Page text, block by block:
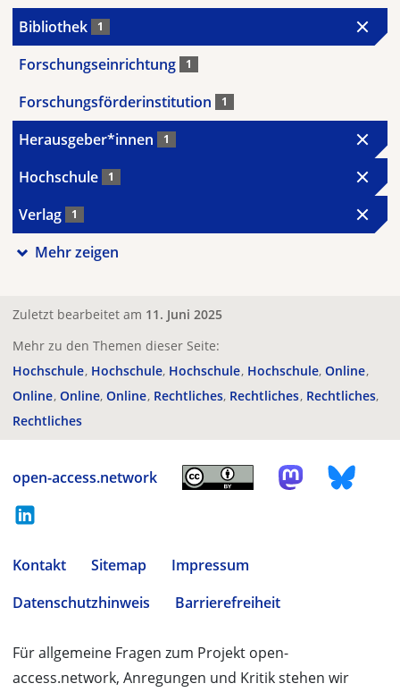
Bibliothek 1
Forschungseinrichtung 1
Forschungsförderinstitution 1
Herausgeber*innen 1
Hochschule 1
Verlag 1
Mehr zeigen
Zuletzt bearbeitet am 11. Juni 2025
Mehr zu den Themen dieser Seite:
Hochschule Hochschule Hochschule Hochschule Online
Online Online Online Rechtliches Rechtliches Rechtliches
Rechtliches
open-access.network
Kontakt Sitemap
Impressum
Datenschutzhinweis
Barrierefreiheit
Für allgemeine Fragen zum Projekt open-
access.network, Anregungen und Kritik stehen wir